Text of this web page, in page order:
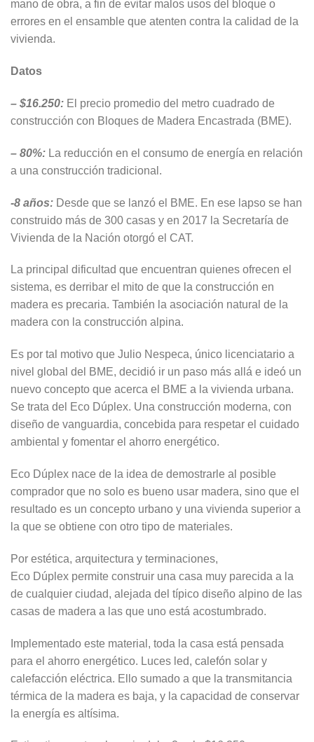
mano de obra, a fin de evitar malos usos del bloque o
errores en el ensamble que atenten contra la calidad de la
vivienda.
Datos
– $16.250: El precio promedio del metro cuadrado de
construcción con Bloques de Madera Encastrada (BME).
– 80%: La reducción en el consumo de energía en relación
a una construcción tradicional.
-8 años: Desde que se lanzó el BME. En ese lapso se han
construido más de 300 casas y en 2017 la Secretaría de
Vivienda de la Nación otorgó el CAT.
La principal dificultad que encuentran quienes ofrecen el
sistema, es derribar el mito de que la construcción en
madera es precaria. También la asociación natural de la
madera con la construcción alpina.
Es por tal motivo que Julio Nespeca, único licenciatario a
nivel global del BME, decidió ir un paso más allá e ideó un
nuevo concepto que acerca el BME a la vivienda urbana.
Se trata del Eco Dúplex. Una construcción moderna, con
diseño de vanguardia, concebida para respetar el cuidado
ambiental y fomentar el ahorro energético.
Eco Dúplex nace de la idea de demostrarle al posible
comprador que no solo es bueno usar madera, sino que el
resultado es un concepto urbano y una vivienda superior a
la que se obtiene con otro tipo de materiales.
Por estética, arquitectura y terminaciones,
Eco Dúplex permite construir una casa muy parecida a la
de cualquier ciudad, alejada del típico diseño alpino de las
casas de madera a las que uno está acostumbrado.
Implementado este material, toda la casa está pensada
para el ahorro energético. Luces led, calefón solar y
calefacción eléctrica. Ello sumado a que la transmitancia
térmica de la madera es baja, y la capacidad de conservar
la energía es altísima.